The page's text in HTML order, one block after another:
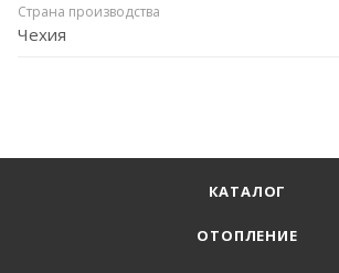
Страна производства
Чехия
КАТАЛОГ
ОТОПЛЕНИЕ